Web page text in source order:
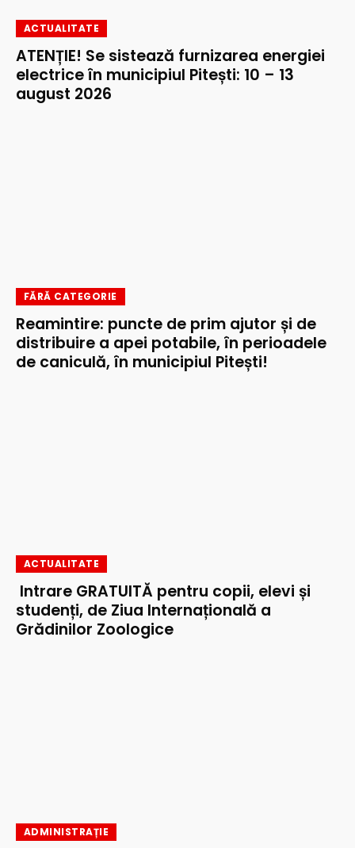
ACTUALITATE
ATENȚIE! Se sistează furnizarea energiei
electrice în municipiul Pitești: 10 – 13
august 2026
FĂRĂ CATEGORIE
Reamintire: puncte de prim ajutor și de
distribuire a apei potabile, în perioadele
de caniculă, în municipiul Pitești!
ACTUALITATE
Intrare GRATUITĂ pentru copii, elevi și
studenți, de Ziua Internațională a
Grădinilor Zoologice
ADMINISTRAȚIE